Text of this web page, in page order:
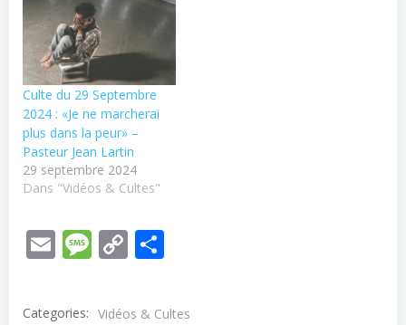
de louanges. Vous pouvez
contacter le pasteur ou
consulter nos autres
ressources disponibles
sur notre…
Culte du 29 Septembre
2024 : «Je ne marcherai
plus dans la peur» –
Pasteur Jean Lartin
29 septembre 2024
Dans "Vidéos & Cultes"
EmailMessage
Copy
Link
Categories: Vidéos & Cultes